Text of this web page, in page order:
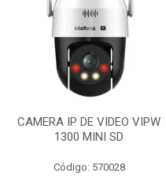
CAMERA IP DE VIDEO VIPW
1300 MINI SD
Código: 570028